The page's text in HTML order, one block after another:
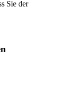
Sie der